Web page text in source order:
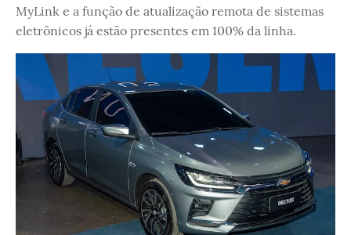
MyLink e a função de atualização remota de sistemas
eletrônicos já estão presentes em 100% da linha.